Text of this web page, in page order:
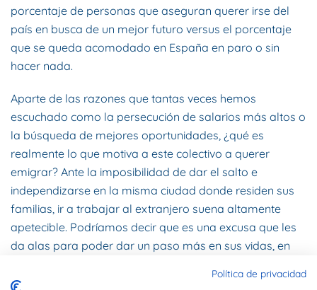
porcentaje de personas que aseguran querer irse del
país en busca de un mejor futuro versus el porcentaje
que se queda acomodado en España en paro o sin
hacer nada.
Aparte de las razones que tantas veces hemos
escuchado como la persecución de salarios más altos o
la búsqueda de mejores oportunidades, ¿qué es
realmente lo que motiva a este colectivo a querer
emigrar? Ante la imposibilidad de dar el salto e
independizarse en la misma ciudad donde residen sus
familias, ir a trabajar al extranjero suena altamente
apetecible. Podríamos decir que es una excusa que les
da alas para poder dar un paso más en sus vidas, en
manera divertida de desarrollar su potencial y crecer
Política de privacidad